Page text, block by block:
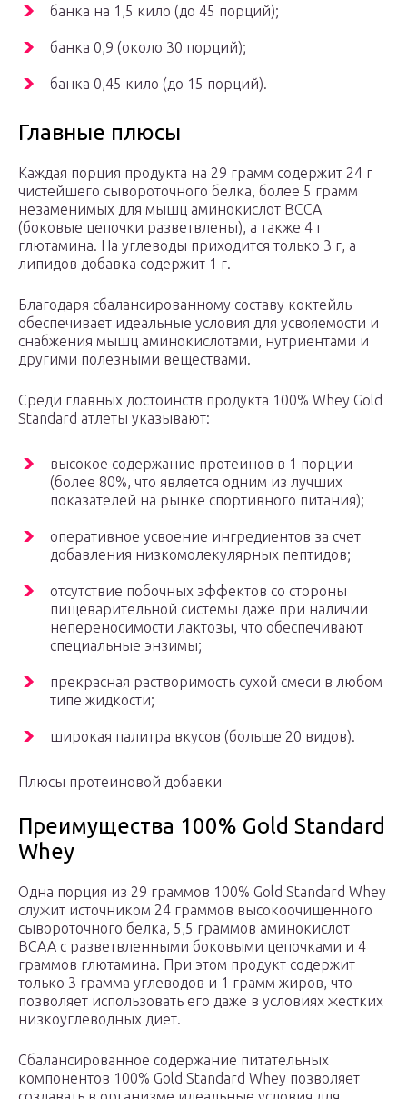
банка на 1,5 кило (до 45 порций);
банка 0,9 (около 30 порций);
банка 0,45 кило (до 15 порций).
Главные плюсы
Каждая порция продукта на 29 грамм содержит 24 г
чистейшего сывороточного белка, более 5 грамм
незаменимых для мышц аминокислот ВССА
(боковые цепочки разветвлены), а также 4 г
глютамина. На углеводы приходится только 3 г, а
липидов добавка содержит 1 г.
Благодаря сбалансированному составу коктейль
обеспечивает идеальные условия для усвояемости и
снабжения мышц аминокислотами, нутриентами и
другими полезными веществами.
Среди главных достоинств продукта 100% Whey Gold
Standard атлеты указывают:
высокое содержание протеинов в 1 порции
(более 80%, что является одним из лучших
показателей на рынке спортивного питания);
оперативное усвоение ингредиентов за счет
добавления низкомолекулярных пептидов;
отсутствие побочных эффектов со стороны
пищеварительной системы даже при наличии
непереносимости лактозы, что обеспечивают
специальные энзимы;
прекрасная растворимость сухой смеси в любом
типе жидкости;
широкая палитра вкусов (больше 20 видов).
Плюсы протеиновой добавки
Преимущества 100% Gold Standard
Whey
Одна порция из 29 граммов 100% Gold Standard Whey
служит источником 24 граммов высокоочищенного
сывороточного белка, 5,5 граммов аминокислот
ВСАА с разветвленными боковыми цепочками и 4
граммов глютамина. При этом продукт содержит
только 3 грамма углеводов и 1 грамм жиров, что
позволяет использовать его даже в условиях жестких
низкоуглеводных диет.
Сбалансированное содержание питательных
компонентов 100% Gold Standard Whey позволяет